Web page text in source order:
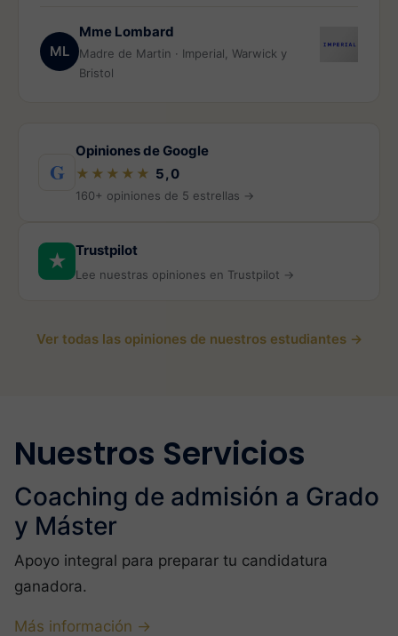
ML
Mme Lombard
Madre de Martin · Imperial, Warwick y
Bristol
G
Opiniones de Google
★★★★★ 5,0
160+ opiniones de 5 estrellas →
★ Trustpilot
Lee nuestras opiniones en Trustpilot →
Ver todas las opiniones de nuestros estudiantes →
Nuestros Servicios
Coaching de admisión a Grado
y Máster
Apoyo integral para preparar tu candidatura
ganadora.
Más información →